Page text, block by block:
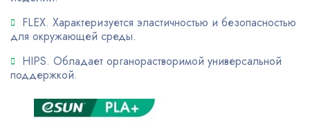
FLEX. Характеризуется эластичностью и безопасностью
для окружающей среды.
HIPS. Обладает органорастворимой универсальной
поддержкой.